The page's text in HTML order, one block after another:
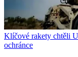
Klíčové rakety chtěli
ochránce